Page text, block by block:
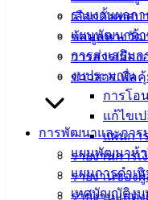
รายงานผลก
แผนพัฒนาด้า
การส่งเสริม
งบประมาณ
การโอ
แก้ไขเ
แผนกา
รายงานการเ
รายงานของ
รายงานแสด
เลือกตั้งเทศบ
ข้อมูลทางวัฒ
วารสารเมือง
ข่าวสารเพื่อ
การพัฒนาและการ
แผนพัฒนาห้
แผนการดำเ
เทศบัญญัติงบ